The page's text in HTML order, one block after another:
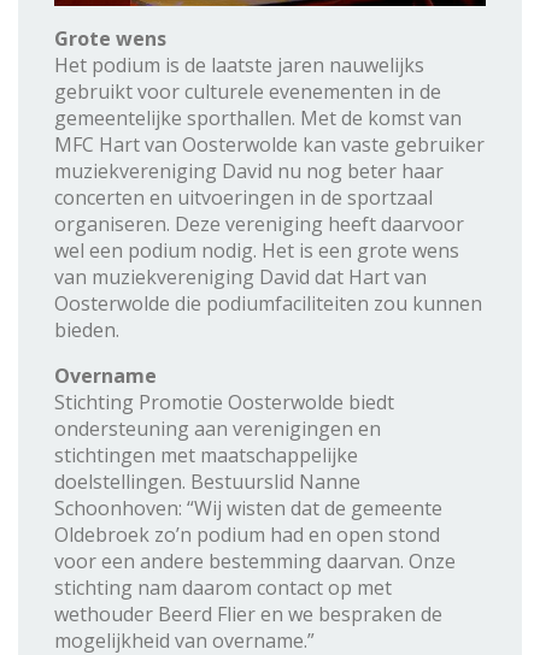
Grote wens
Het podium is de laatste jaren nauwelijks
gebruikt voor culturele evenementen in de
gemeentelijke sporthallen. Met de komst van
MFC Hart van Oosterwolde kan vaste gebruiker
muziekvereniging David nu nog beter haar
concerten en uitvoeringen in de sportzaal
organiseren. Deze vereniging heeft daarvoor
wel een podium nodig. Het is een grote wens
van muziekvereniging David dat Hart van
Oosterwolde die podiumfaciliteiten zou kunnen
bieden.
Overname
Stichting Promotie Oosterwolde biedt
ondersteuning aan verenigingen en
stichtingen met maatschappelijke
doelstellingen. Bestuurslid Nanne
Schoonhoven: “Wij wisten dat de gemeente
Oldebroek zo’n podium had en open stond
voor een andere bestemming daarvan. Onze
stichting nam daarom contact op met
wethouder Beerd Flier en we bespraken de
mogelijkheid van overname.”